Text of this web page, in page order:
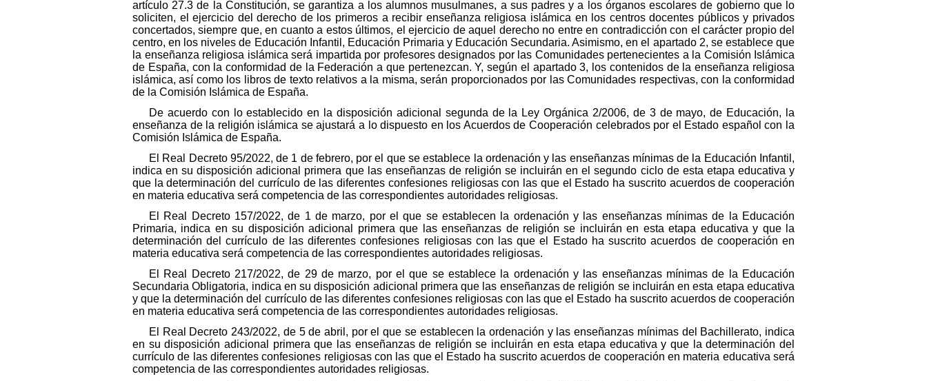
artículo 27.3 de la Constitución, se garantiza a los alumnos musulmanes, a sus padres y a los órganos escolares de gobierno que lo
soliciten, el ejercicio del derecho de los primeros a recibir enseñanza religiosa islámica en los centros docentes públicos y privados
concertados, siempre que, en cuanto a estos últimos, el ejercicio de aquel derecho no entre en contradicción con el carácter propio del
centro, en los niveles de Educación Infantil, Educación Primaria y Educación Secundaria. Asimismo, en el apartado 2, se establece que
la enseñanza religiosa islámica será impartida por profesores designados por las Comunidades pertenecientes a la Comisión Islámica
de España, con la conformidad de la Federación a que pertenezcan. Y, según el apartado 3, los contenidos de la enseñanza religiosa
islámica, así como los libros de texto relativos a la misma, serán proporcionados por las Comunidades respectivas, con la conformidad
de la Comisión Islámica de España.
De acuerdo con lo establecido en la disposición adicional segunda de la Ley Orgánica 2/2006, de 3 de mayo, de Educación, la
enseñanza de la religión islámica se ajustará a lo dispuesto en los Acuerdos de Cooperación celebrados por el Estado español con la
Comisión Islámica de España.
El Real Decreto 95/2022, de 1 de febrero, por el que se establece la ordenación y las enseñanzas mínimas de la Educación Infantil,
indica en su disposición adicional primera que las enseñanzas de religión se incluirán en el segundo ciclo de esta etapa educativa y
que la determinación del currículo de las diferentes confesiones religiosas con las que el Estado ha suscrito acuerdos de cooperación
en materia educativa será competencia de las correspondientes autoridades religiosas.
El Real Decreto 157/2022, de 1 de marzo, por el que se establecen la ordenación y las enseñanzas mínimas de la Educación
Primaria, indica en su disposición adicional primera que las enseñanzas de religión se incluirán en esta etapa educativa y que la
determinación del currículo de las diferentes confesiones religiosas con las que el Estado ha suscrito acuerdos de cooperación en
materia educativa será competencia de las correspondientes autoridades religiosas.
El Real Decreto 217/2022, de 29 de marzo, por el que se establece la ordenación y las enseñanzas mínimas de la Educación
Secundaria Obligatoria, indica en su disposición adicional primera que las enseñanzas de religión se incluirán en esta etapa educativa
y que la determinación del currículo de las diferentes confesiones religiosas con las que el Estado ha suscrito acuerdos de cooperación
en materia educativa será competencia de las correspondientes autoridades religiosas.
El Real Decreto 243/2022, de 5 de abril, por el que se establecen la ordenación y las enseñanzas mínimas del Bachillerato, indica
en su disposición adicional primera que las enseñanzas de religión se incluirán en esta etapa educativa y que la determinación del
currículo de las diferentes confesiones religiosas con las que el Estado ha suscrito acuerdos de cooperación en materia educativa será
competencia de las correspondientes autoridades religiosas.